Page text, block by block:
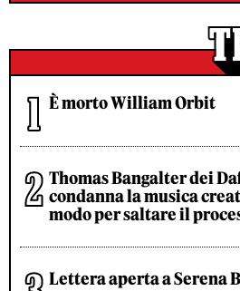
È morto William Orbit
Thomas Bangalter dei
condanna la musica
modo per saltare il
Lettera aperta a Serena